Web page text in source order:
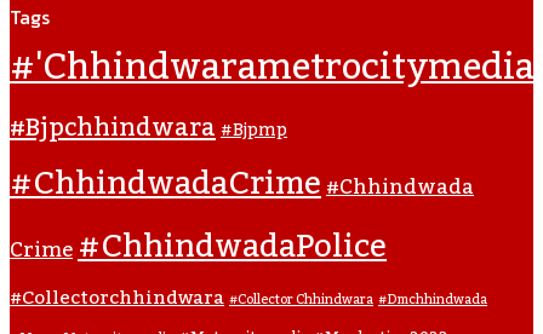
Tags
#'chhindwarametrocitymedia
#bjpchhindwara#bjpmp
#ChhindwadaCrime#Chhindwada
Crime#ChhindwadaPolice
#collectorchhindwara#collector Chhindwara#dmchhindwada